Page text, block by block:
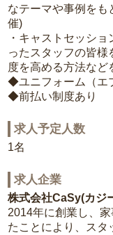
なテーマや事例をも
催)
・キャストセッシ
ったスタッフの皆様
度を高める方法など
◆ユニフォーム（エ
◆前払い制度あり
求人予定人数
1名
求人企業
株式会社CaSy(カジ
2014年に創業し、
たことにより、スタ